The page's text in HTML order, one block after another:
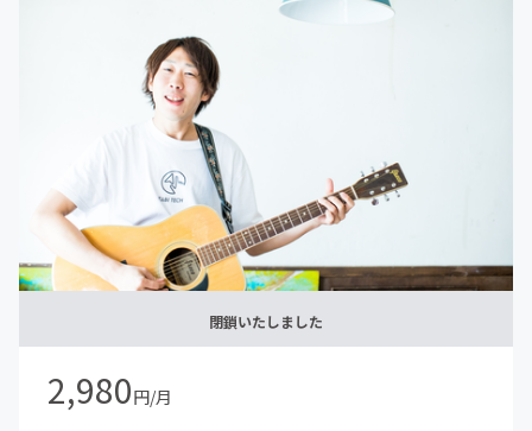
その他にもオフラインでの勉強会やイベント、ゲストを招
いての対談なども予定してます。
参加者の方も受け身にならず、一緒にコンテンツを作り上
げれれば、と思います
閉鎖いたしました
2,980円/月